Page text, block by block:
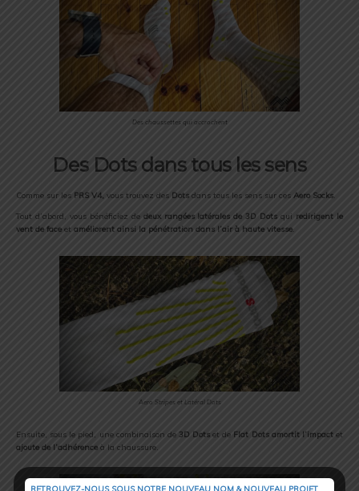
Des chaussettes qui accrochent
Des Dots dans tous les sens
Comme sur les PRS V4, vous trouvez des Dots dans tous les sens sur ces Aero Socks.
Tout d’abord, vous bénéficiez de deux rangées latérales de 3D Dots qui redirigent le
vent de face et améliorent ainsi la pénétration dans l’air à haute vitesse.
Aero Stripes et Latéral Dots
Ensuite, sous le pied, une combinaison de 3D Dots et de Flat Dots amortit l’impactet
ajoute de l’adhérence à la chaussure.